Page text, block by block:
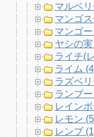
マルベ
マンゴ
マンゴ
ヤシの
ライチ(
ライム
ラズベ
ランブ
レイン
レモン
レンブ